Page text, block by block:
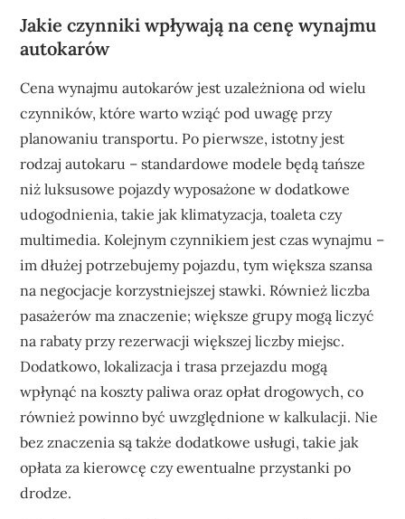
Jakie czynniki wpływają na cenę wynajmu
autokarów
Cena wynajmu autokarów jest uzależniona od wielu
czynników, które warto wziąć pod uwagę przy
planowaniu transportu. Po pierwsze, istotny jest
rodzaj autokaru – standardowe modele będą tańsze
niż luksusowe pojazdy wyposażone w dodatkowe
udogodnienia, takie jak klimatyzacja, toaleta czy
multimedia. Kolejnym czynnikiem jest czas wynajmu –
im dłużej potrzebujemy pojazdu, tym większa szansa
na negocjacje korzystniejszej stawki. Również liczba
pasażerów ma znaczenie; większe grupy mogą liczyć
na rabaty przy rezerwacji większej liczby miejsc.
Dodatkowo, lokalizacja i trasa przejazdu mogą
wpłynąć na koszty paliwa oraz opłat drogowych, co
również powinno być uwzględnione w kalkulacji. Nie
bez znaczenia są także dodatkowe usługi, takie jak
opłata za kierowcę czy ewentualne przystanki po
drodze.